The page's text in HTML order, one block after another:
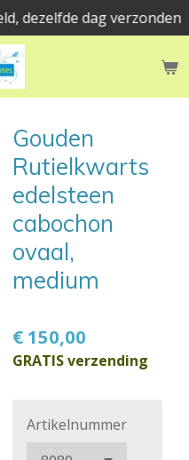
dezelfde dag verzonden
Gouden
Rutielkwarts
edelsteen
cabochon
ovaal,
medium
€ 150,00
GRATIS verzending
Artikelnummer